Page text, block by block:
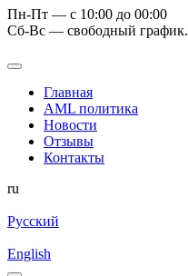
Пн-Пт — c 10:00 до 00:00
Сб-Вс — свободный график.
Главная
AML политика
Новости
Отзывы
Контакты
ru
Русский
English